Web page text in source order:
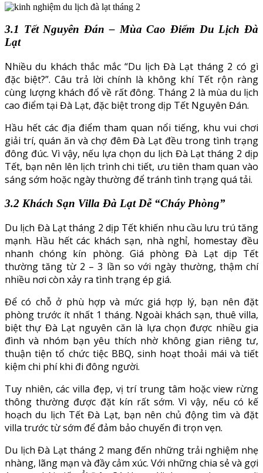
3.1 Tết Nguyên Đán – Mùa Cao Điểm Du Lịch Đà
Lạt
Nhiều du khách thắc mắc “Du lịch Đà Lạt tháng 2 có gì
đặc biệt?”. Câu trả lời chính là không khí Tết rộn ràng
cùng lượng khách đổ về rất đông. Tháng 2 là mùa du lịch
cao điểm tại Đà Lạt, đặc biệt trong dịp Tết Nguyên Đán.
Hầu hết các địa điểm tham quan nổi tiếng, khu vui chơi
giải trí, quán ăn và chợ đêm Đà Lạt đều trong tình trạng
đông đúc. Vì vậy, nếu lựa chọn du lịch Đà Lạt tháng 2 dịp
Tết, bạn nên lên lịch trình chi tiết, ưu tiên tham quan vào
sáng sớm hoặc ngày thường để tránh tình trạng quá tải.
3.2 Khách Sạn Villa Đà Lạt Dễ “Cháy Phòng”
Du lịch Đà Lạt tháng 2 dịp Tết khiến nhu cầu lưu trú tăng
mạnh. Hầu hết các khách sạn, nhà nghỉ, homestay đều
nhanh chóng kín phòng. Giá phòng Đà Lạt dịp Tết
thường tăng từ 2 – 3 lần so với ngày thường, thậm chí
nhiều nơi còn xảy ra tình trạng ép giá.
Để có chỗ ở phù hợp và mức giá hợp lý, bạn nên đặt
phòng trước ít nhất 1 tháng. Ngoài khách sạn, thuê villa,
biệt thự Đà Lạt nguyên căn là lựa chọn được nhiều gia
đình và nhóm bạn yêu thích nhờ không gian riêng tư,
thuận tiện tổ chức tiệc BBQ, sinh hoạt thoải mái và tiết
kiệm chi phí khi đi đông người.
Tuy nhiên, các villa đẹp, vị trí trung tâm hoặc view rừng
thông thường được đặt kín rất sớm. Vì vậy, nếu có kế
hoạch du lịch Tết Đà Lạt, bạn nên chủ động tìm và đặt
villa trước từ sớm để đảm bảo chuyến đi trọn vẹn.
Du lịch Đà Lạt tháng 2 mang đến những trải nghiệm nhẹ
nhàng, lãng mạn và đầy cảm xúc. Với những chia sẻ và gợi